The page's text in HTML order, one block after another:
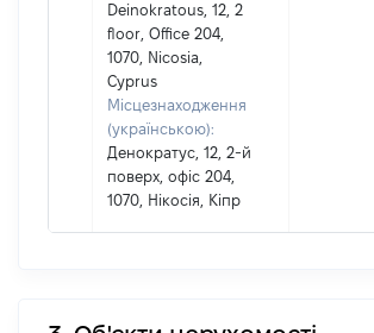
Deinokratous, 12, 2
floor, Office 204,
1070, Nicosia,
Cyprus
Місцезнаходження
(українською):
Денократус, 12, 2-й
поверх, офіс 204,
1070, Нікосія, Кіпр